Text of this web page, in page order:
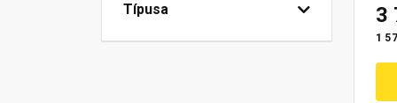
Típusa 3
1